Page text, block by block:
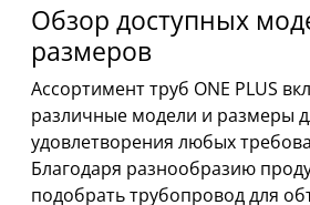
Обзор доступных
размеров
Ассортимент труб ONE PLUS
различные модели и размеры
удовлетворения любых
Благодаря разнообразию
подобрать трубопровод для